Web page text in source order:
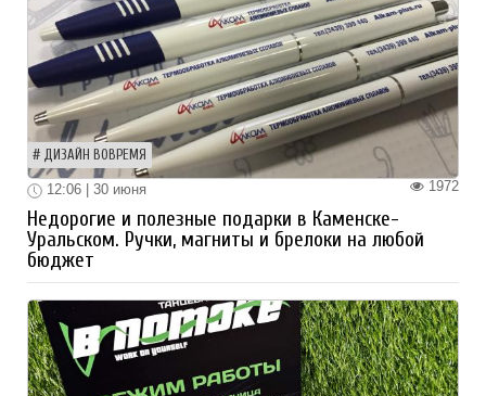
ДИЗАЙН ВОВРЕМЯ
1972
12:06 | 30 июня
Недорогие и полезные подарки в Каменске-
Уральском. Ручки, магниты и брелоки на любой
бюджет